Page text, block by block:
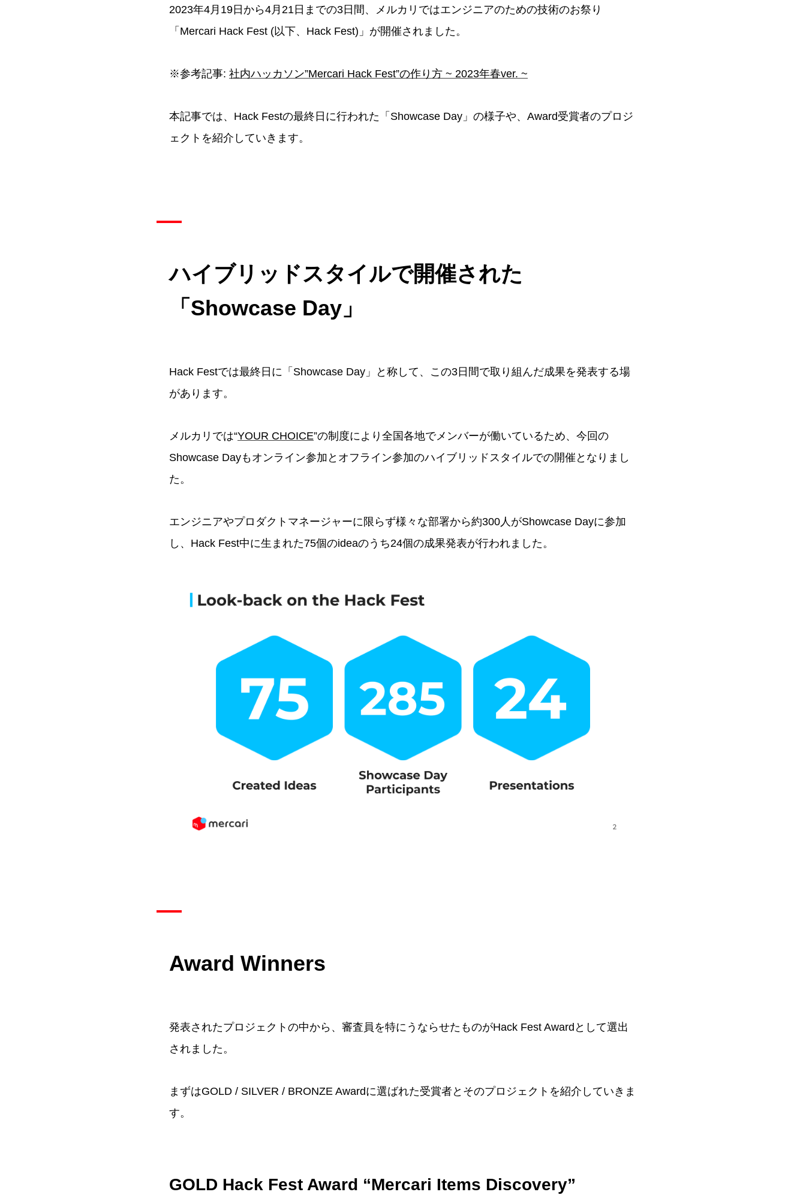
2023年4月19日から4月21日までの3日間、メルカリではエンジニアのための技術のお祭り
「Mercari Hack Fest (以下、Hack Fest)」が開催されました。
※参考記事: 社内ハッカソン”Mercari Hack Fest”の作り方 ~ 2023年春ver. ~
本記事では、Hack Festの最終日に行われた「Showcase Day」の様子や、Award受賞者のプロジ
ェクトを紹介していきます。
ハイブリッドスタイルで開催された
「Showcase Day」
Hack Festでは最終日に「Showcase Day」と称して、この3日間で取り組んだ成果を発表する場
があります。
メルカリでは“YOUR CHOICE”の制度により全国各地でメンバーが働いているため、今回の
Showcase Dayもオンライン参加とオフライン参加のハイブリッドスタイルでの開催となりまし
た。
エンジニアやプロダクトマネージャーに限らず様々な部署から約300人がShowcase Dayに参加
し、Hack Fest中に生まれた75個のideaのうち24個の成果発表が行われました。
Award Winners
発表されたプロジェクトの中から、審査員を特にうならせたものがHack Fest Awardとして選出
されました。
まずはGOLD / SILVER / BRONZE Awardに選ばれた受賞者とそのプロジェクトを紹介していきま
す。
GOLD Hack Fest Award “Mercari Items Discovery”